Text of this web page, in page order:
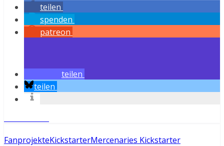
teilen
spenden
patreon
teilen
teilen
FanprojekteKickstarterMercenaries Kickstarter